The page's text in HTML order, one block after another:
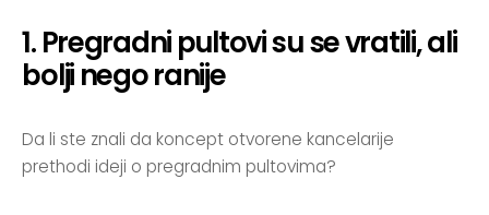
1. Pregradni pultovi su se vratili, ali
bolji nego ranije
Da li ste znali da koncept otvorene kancelarije
prethodi ideji o pregradnim pultovima?